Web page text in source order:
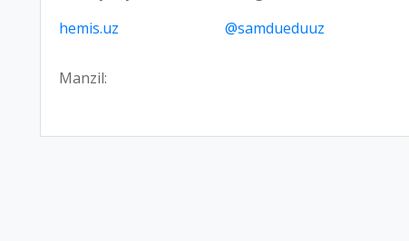
hemis.uz
@samdueduuz
Manzil: